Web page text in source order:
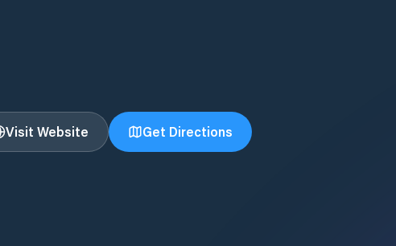
Visit Website Get Directions